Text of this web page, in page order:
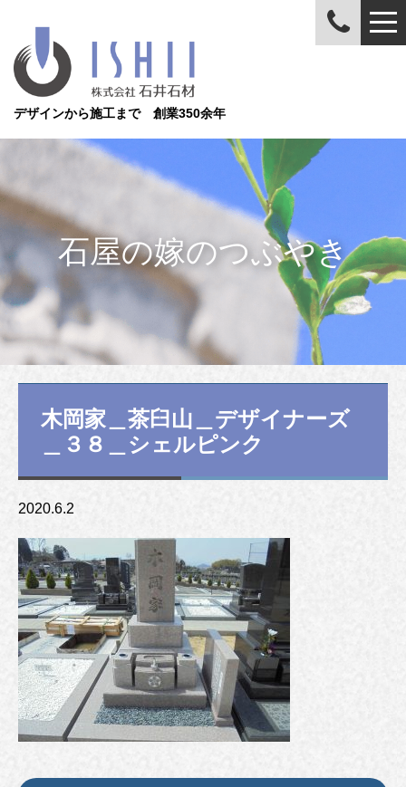
デザインから施工まで 創業350余年
石屋の嫁のつぶやき
木岡家＿茶臼山＿デザイナーズ
＿３８＿シェルピンク
2020.6.2